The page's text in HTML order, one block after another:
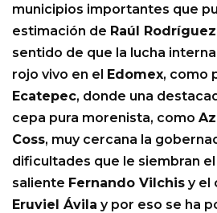
municipios importantes que
estimación de Raúl
sentido de que la lucha
rojo vivo en el Edomex, como
Ecatepec, donde una
cepa pura morenista, como
Coss, muy cercana la
dificultades que le siembran
saliente Fernando Vilchis y el
Eruviel Ávila y por eso se ha